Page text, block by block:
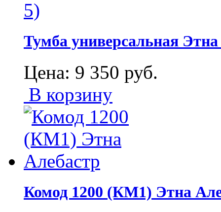
Тумба универсальная
Цена: 9 350 руб.
В корзину
Комод 1200 (КМ1) Этна